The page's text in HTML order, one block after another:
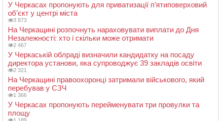
У Черкасах пропонують для приватизації п’ятиповерховий
об’єкт у центрі міста
3 873
На Черкащині розпочнуть нараховувати виплати до Дня
Незалежності: хто і скільки може отримати
2 467
У Черкаській облраді визначили кандидатку на посаду
директора установи, яка супроводжує 39 закладів освіти
2 321
На Черкащині правоохоронці затримали військового, який
перебував у СЗЧ
1 366
У Черкасах пропонують перейменувати три провулки та
площу